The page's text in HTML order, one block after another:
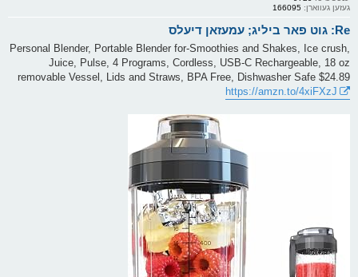
געזען געווארן: 166095
Re: גוט פאר ביליג; עמעזאן דיעלס
Personal Blender, Portable Blender for-Smoothies and Shakes, Ice crush,
Juice, Pulse, 4 Programs, Cordless, USB-C Rechargeable, 18 oz
removable Vessel, Lids and Straws, BPA Free, Dishwasher Safe $24.89
https://amzn.to/4xiFXzJ